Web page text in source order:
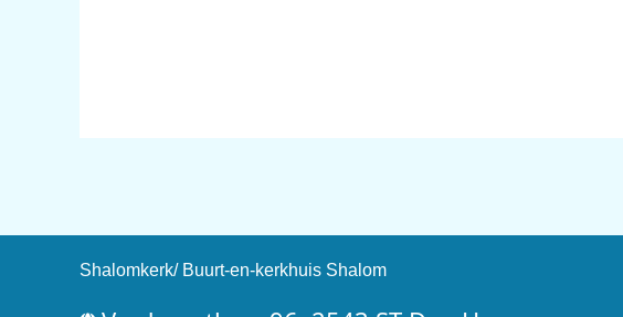
Shalomkerk/ Buurt-en-kerkhuis Shalom